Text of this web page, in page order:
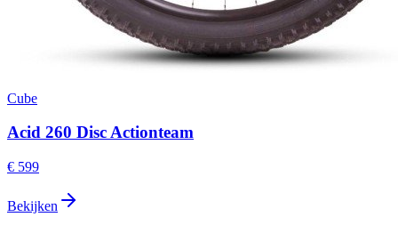
Cube
Acid 260 Disc Actionteam
€ 599
Bekijken